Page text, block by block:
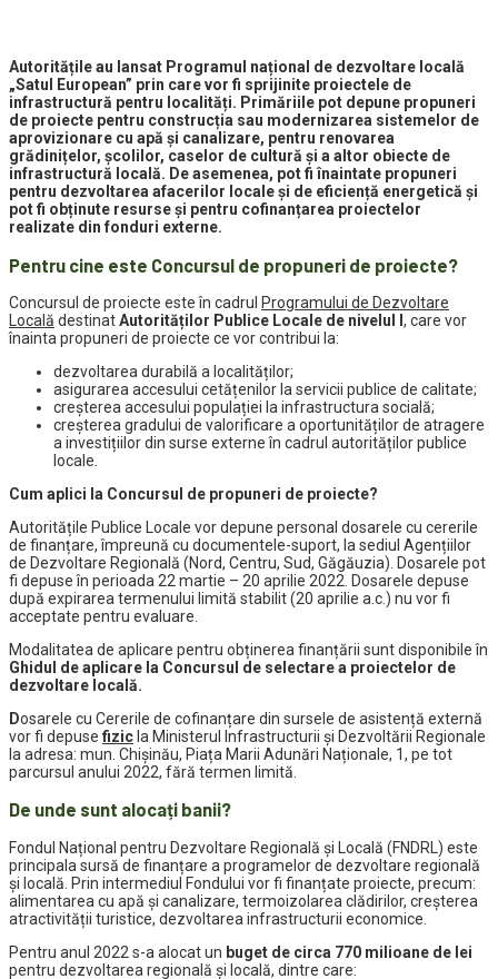
Autoritățile au lansat Programul național de dezvoltare locală
„Satul European” prin care vor fi sprijinite proiectele de
infrastructură pentru localități. Primăriile pot depune propuneri
de proiecte pentru construcția sau modernizarea sistemelor de
aprovizionare cu apă și canalizare, pentru renovarea
grădinițelor, școlilor, caselor de cultură și a altor obiecte de
infrastructură locală. De asemenea, pot fi înaintate propuneri
pentru dezvoltarea afacerilor locale și de eficiență energetică și
pot fi obținute resurse și pentru cofinanțarea proiectelor
realizate din fonduri externe.
Pentru cine este Concursul de propuneri de proiecte?
Concursul de proiecte este în cadrul Programului de Dezvoltare
Locală destinatAutorităților Publice Locale de nivelul I , care vor
înainta propuneri de proiecte ce vor contribui la:
dezvoltarea durabilă a localităților;
asigurarea accesului cetățenilor la servicii publice de calitate;
creșterea accesului populației la infrastructura socială;
creșterea gradului de valorificare a oportunităților de atragere
a investițiilor din surse externe în cadrul autorităților publice
locale.
Cum aplici la Concursul de propuneri de proiecte?
Autoritățile Publice Locale vor depune personal dosarele cu cererile
de finanțare, împreună cu documentele-suport, la sediul Agențiilor
de Dezvoltare Regională (Nord, Centru, Sud, Găgăuzia). Dosarele pot
fi depuse în perioada 22 martie – 20 aprilie 2022. Dosarele depuse
după expirarea termenului limită stabilit (20 aprilie a.c.) nu vor fi
acceptate pentru evaluare.
Modalitatea de aplicare pentru obținerea finanțării sunt disponibile în
Ghidul de aplicare la Concursul de selectare a proiectelor de
dezvoltare locală.
Dosarele cu Cererile de cofinanțare din sursele de asistență externă
vor fi depuse fizic la Ministerul Infrastructurii și Dezvoltării Regionale
la adresa: mun. Chișinău, Piața Marii Adunări Naționale, 1, pe tot
parcursul anului 2022, fără termen limită.
De unde sunt alocați banii?
Fondul Național pentru Dezvoltare Regională și Locală (FNDRL) este
principala sursă de finanțare a programelor de dezvoltare regională
și locală. Prin intermediul Fondului vor fi finanțate proiecte, precum:
alimentarea cu apă și canalizare, termoizolarea clădirilor, creșterea
atractivității turistice, dezvoltarea infrastructurii economice.
Pentru anul 2022 s-a alocat un buget de circa 770 milioane de lei
pentru dezvoltarea regională și locală, dintre care: